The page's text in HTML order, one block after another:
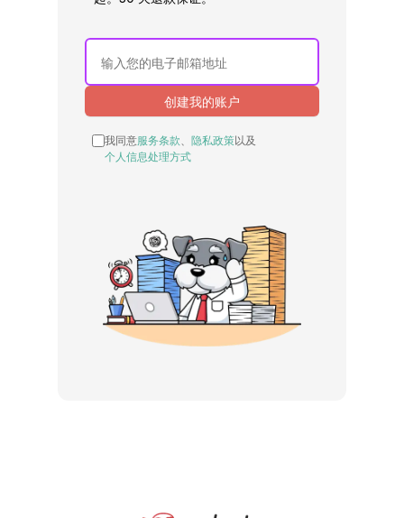
创建我的账户
我同意服务条款、 隐私政策以及
个人信息处理方式